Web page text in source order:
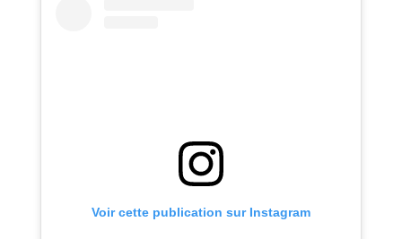
Voir cette publication sur Instagram